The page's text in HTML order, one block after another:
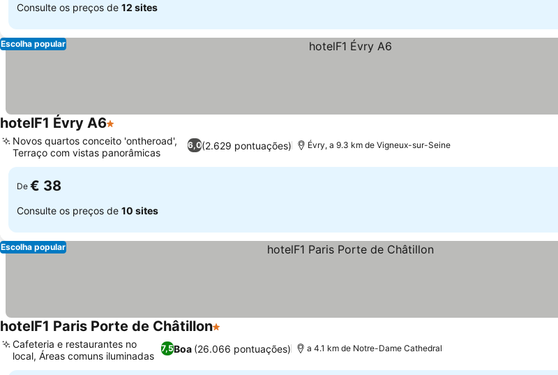
Consulte os preços de 12 sites
Escolha popular
hotelF1 Évry A61 Estrelas
6,0(2.629 pontuações)
Novos quartos conceito 'ontheroad',
Terraço com vistas panorâmicas
Évry, a 9.3 km de Vigneux-sur-Seine
De € 38
Consulte os preços de 10 sites
Escolha popular
hotelF1 Paris Porte de Châtillon1 Estrelas
7,5Boa (26.066 pontuações)
Cafeteria e restaurantes no
local, Áreas comuns iluminadas
a 4.1 km de Notre-Dame Cathedral